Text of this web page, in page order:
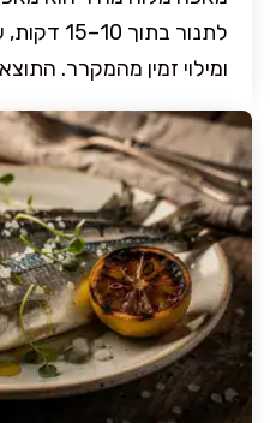
לתנור
ומילוי זמין מהמקרר.